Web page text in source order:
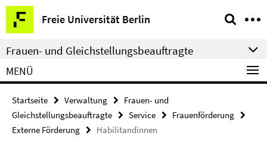
Springe
direkt
zu
Inhalt
Freie Universität Berlin
Service-
Navigation
Frauen- und Gleichstellungsbeauftragte
MENÜ
Startseite Verwaltung
Frauen- und
Gleichstellungsbeauftragte
Service
Frauenförderung
Externe Förderung
Habilitandinnen